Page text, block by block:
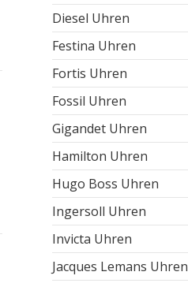
Diesel Uhren
Festina Uhren
Fortis Uhren
Fossil Uhren
Gigandet Uhren
Hamilton Uhren
Hugo Boss Uhren
Ingersoll Uhren
Invicta Uhren
Jacques Lemans Uhren